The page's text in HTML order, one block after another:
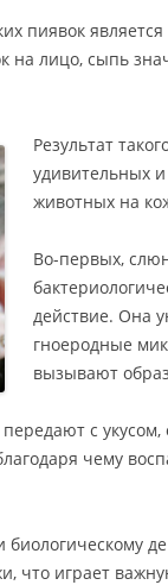
пиявок
на лицо, сыпь
Результат
удивительных
животных на
Во-первых,
действие. Она
гноеродные
вызывают
с
чему
биологическому
что играет